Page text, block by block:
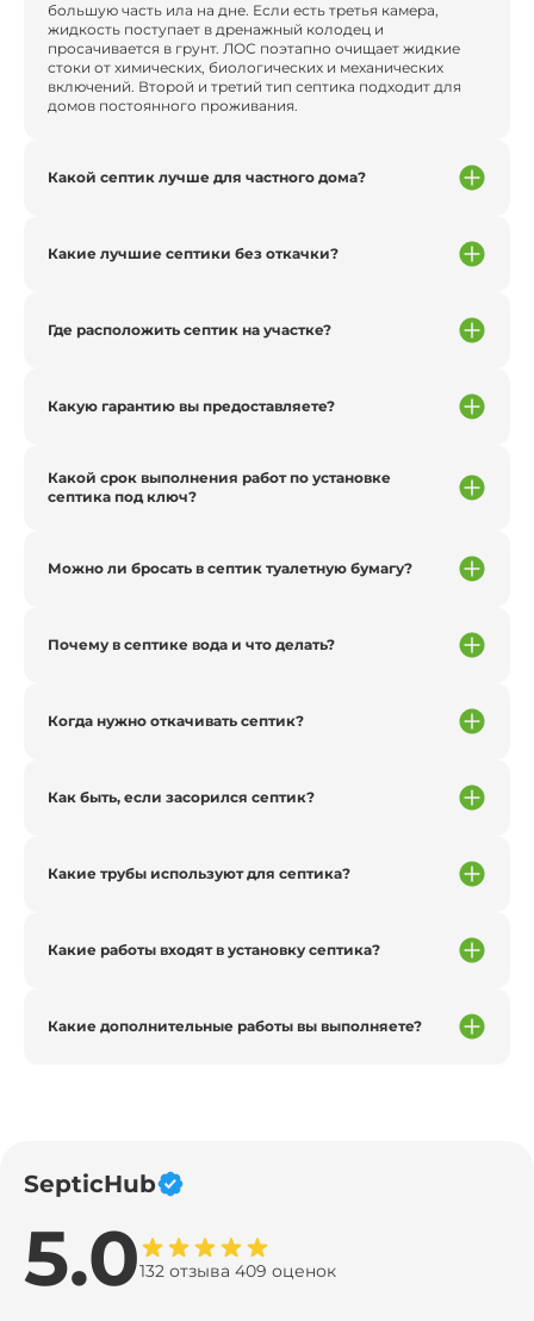
большую часть ила на дне. Если есть третья камера,
жидкость поступает в дренажный колодец и
просачивается в грунт. ЛОС поэтапно очищает жидкие
стоки от химических, биологических и механических
включений. Второй и третий тип септика подходит для
домов постоянного проживания.
Какой септик лучше для частного дома?
Какие лучшие септики без откачки?
Где расположить септик на участке?
Какую гарантию вы предоставляете?
Какой срок выполнения работ по установке
септика под ключ?
Можно ли бросать в септик туалетную бумагу?
Почему в септике вода и что делать?
Когда нужно откачивать септик?
Как быть, если засорился септик?
Какие трубы используют для септика?
Какие работы входят в установку септика?
Какие дополнительные работы вы выполняете?
SepticHub
5.0132 отзыва 409 оценок